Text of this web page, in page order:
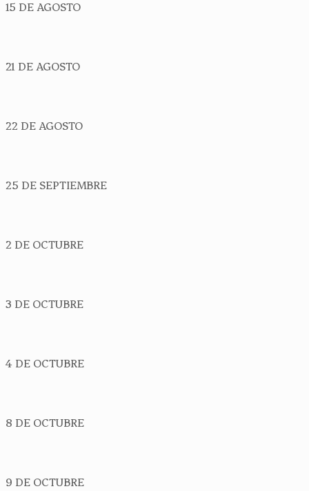
15 DE AGOSTO
21 DE AGOSTO
22 DE AGOSTO
25 DE SEPTIEMBRE
2 DE OCTUBRE
3 DE OCTUBRE
4 DE OCTUBRE
8 DE OCTUBRE
9 DE OCTUBRE